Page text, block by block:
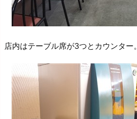
店内はテーブル席が3つとカウンター。